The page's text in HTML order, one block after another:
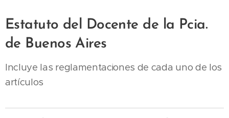
Estatuto del Docente de la Pcia.
de Buenos Aires
Incluye las reglamentaciones de cada uno de los
artículos